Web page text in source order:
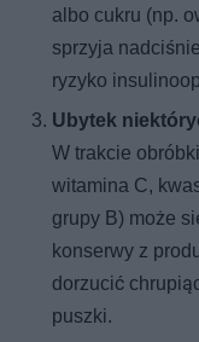
albo cukru (np.
sprzyja
ryzyko
Ubytek
W trakcie
witamina C,
grupy B) może
konserwy z
dorzucić
puszki.